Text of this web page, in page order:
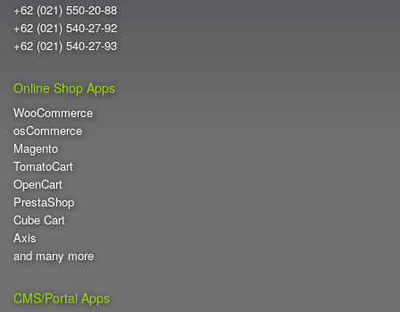
+62 (021) 550-20-88
+62 (021) 540-27-92
+62 (021) 540-27-93
Online Shop Apps
WooCommerce
osCommerce
Magento
TomatoCart
OpenCart
PrestaShop
Cube Cart
Axis
and many more
CMS/Portal Apps